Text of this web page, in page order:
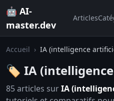
🤖 AI-
master.dev
Articles
Accueil › IA (intelligence
🏷️ IA
85 articles surIA